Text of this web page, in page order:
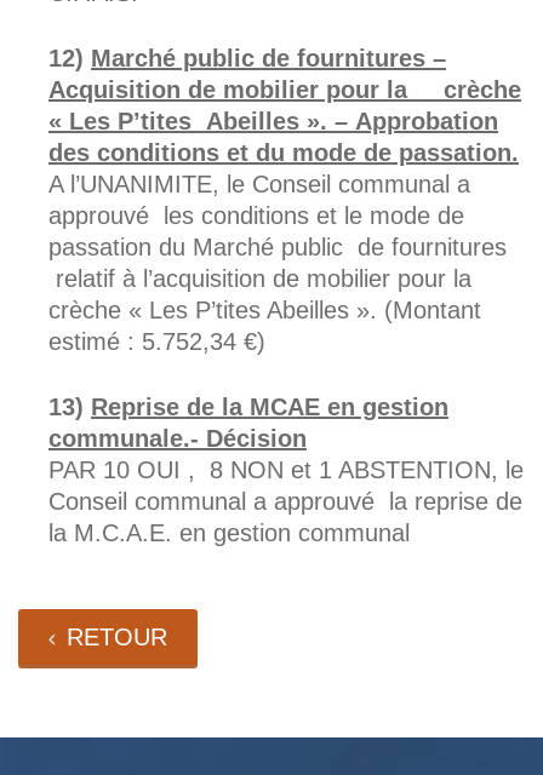
Marché public de fournitures –
Acquisition de mobilier pour la crèche
« Les P’tites Abeilles ». – Approbation
des conditions et du mode de passation.
A l’UNANIMITE, le Conseil communal a
approuvé les conditions et le mode de
passation du Marché public de fournitures
relatif à l’acquisition de mobilier pour la
crèche « Les P’tites Abeilles ». (Montant
estimé : 5.752,34 €)
Reprise de la MCAE en gestion
communale.- Décision
PAR 10 OUI , 8 NON et 1 ABSTENTION, le
Conseil communal a approuvé la reprise de
la M.C.A.E. en gestion communal
RETOUR